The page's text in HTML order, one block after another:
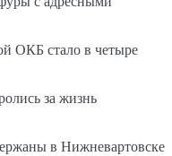
ОКБ стало в четыре
за жизнь
в Нижневартовске